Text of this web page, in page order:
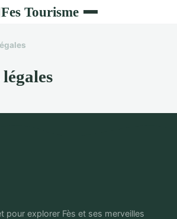
Fes Tourisme
pour explorer Fès et ses merveilles